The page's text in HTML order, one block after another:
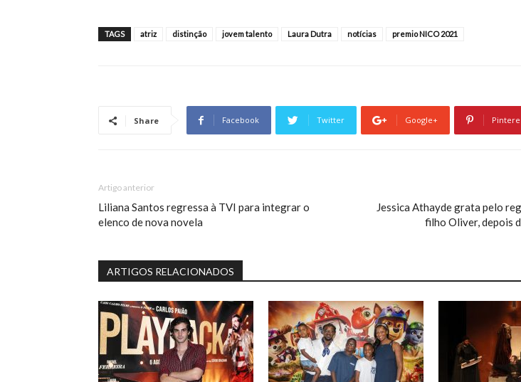
TAGS atriz distinção jovem talento Laura Dutra notícias premio NICO 2021
Share Facebook Twitter Google+
Artigo anterior
Liliana Santos regressa à TVI para integrar o
elenco de nova novela
Jessica Athayde grata pelo
filho Oliver, depois
ARTIGOS RELACIONADOS